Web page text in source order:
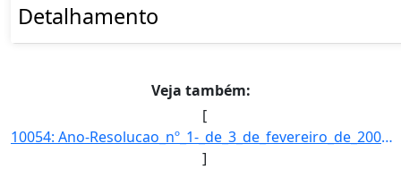
Detalhamento
Veja também:
[
10054: Ano-Resolucao_nº_1-_de_3_de_fevereiro_de_2005.-Esfera-Esta_acao_e_implementada_diretamente_pelas_uni]
]